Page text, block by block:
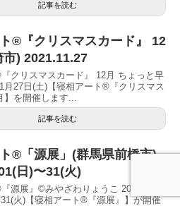
記事を読む
®︎『クリスマスカード』 12
市) 2021.11.27
クリスマスカード』 12月 ちょっと早
月27日(土)【寝相アート®︎『クリスマス
】を開催します...
記事を読む
®「源展」(群馬県前橋市)
日)〜31(火)
源展』©︎みやざわりょうこ 2023年10
火)【寝相アート®︎『源展』】が開催